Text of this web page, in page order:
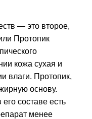
— это второе,
Протопик
кожа сухая и
влаги. Протопик,
основу.
составе есть
менее